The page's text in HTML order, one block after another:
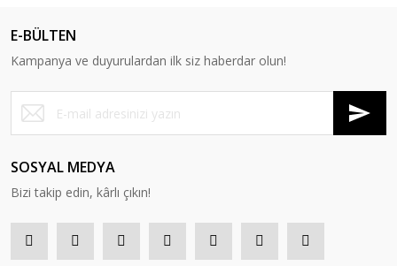
E-BÜLTEN
Kampanya ve duyurulardan ilk siz haberdar olun!
SOSYAL MEDYA
Bizi takip edin, kârlı çıkın!